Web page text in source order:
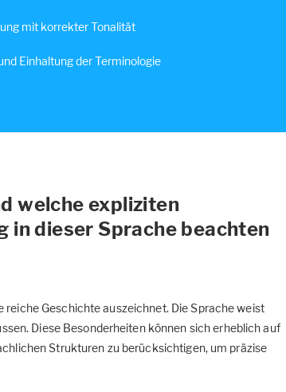
mit korrekter Tonalität
Einhaltung der Terminologie
welche expliziten
in dieser Sprache beachten
Geschichte auszeichnet. Die Sprache weist
Diese Besonderheiten können sich erheblich auf
Strukturen zu berücksichtigen, um präzise